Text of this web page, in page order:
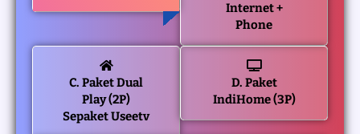
Internet +
Phone
C. Paket Dual
Play (2P)
Sepaket Useetv
D. Paket
IndiHome (3P)